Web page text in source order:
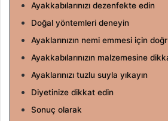
d
e
r
m
Ayakkabılarınızı dezenfekte edin
Doğal yöntemleri deneyin
Ayaklarınızın nemi emmesi için
Ayakkabılarınızın malzemesine
Ayaklarınızı tuzlu suyla yıkayın
Diyetinize dikkat edin
Sonuç olarak